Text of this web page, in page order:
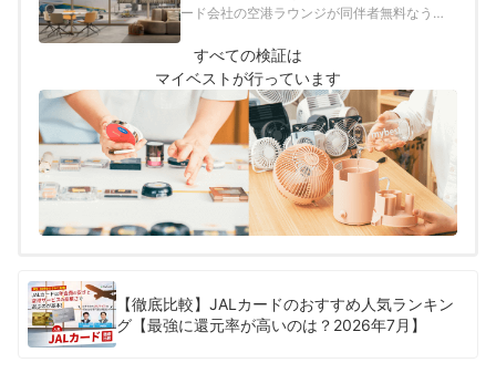
ード会社の空港ラウンジが同伴者無料なうえ
て、JALのビジネスクラスカウンターでの優先
チェックインができるJALカード」とし、以下
の方法で各JALカードの検証を行いました。
2026年7月20日時点の情報をもとに検証を行
っています。
すべての検証は
マイベストが行っています
【徹底比較】JALカードのおすすめ人気ランキン
グ【最強に還元率が高いのは？2026年7月】